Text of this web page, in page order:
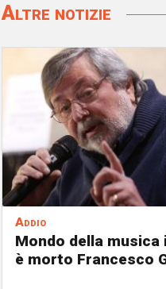
Altre notizie
Addio
Mondo della musica
è morto Francesco